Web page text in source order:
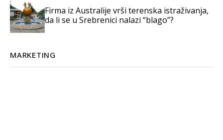
Firma iz Australije vrši terenska istraživanja,
da li se u Srebrenici nalazi “blago”?
MARKETING